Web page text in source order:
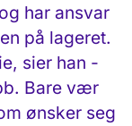
har ansvar
på lageret.
sier han -
Bare vær
ønsker seg